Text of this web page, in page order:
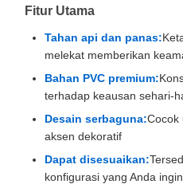
Fitur Utama
Tahan api dan panas:
melekat memberikan
Bahan PVC premium:
terhadap keausan sehari-
Desain serbaguna:Cocok
aksen dekoratif
Dapat disesuaikan:
konfigurasi yang Anda